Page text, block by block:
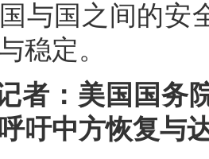
与国之间的安
稳定。
者：美国国务
吁中方恢复与